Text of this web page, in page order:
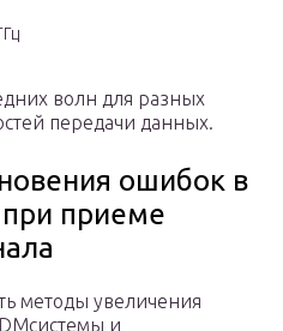
волн для разных
передачи данных.
ошибок в
при приеме
методы увеличения
и